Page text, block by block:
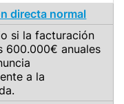
directa normal
si la facturación
600.000€ anuales
a la